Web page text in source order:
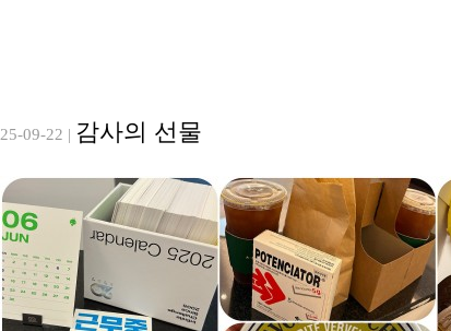
25-09-22 | 감사의 선물